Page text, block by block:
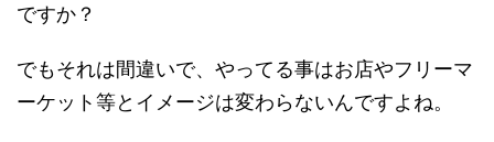
ですか？
でもそれは間違いで、やってる事はお店やフリーマ
ーケット等とイメージは変わらないんですよね。